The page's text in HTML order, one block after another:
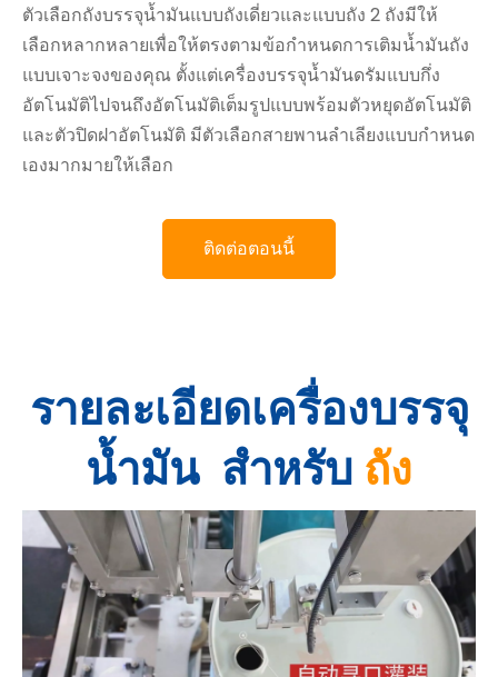
ตัวเลือกถังบรรจุน้ำมันแบบถังเดี่ยวและแบบถัง 2 ถังมีให้
เลือกหลากหลายเพื่อให้ตรงตามข้อกำหนดการเติมน้ำมันถัง
แบบเจาะจงของคุณ ตั้งแต่เครื่องบรรจุน้ำมันดรัมแบบกึ่ง
อัตโนมัติไปจนถึงอัตโนมัติเต็มรูปแบบพร้อมตัวหยุดอัตโนมัติ
และตัวปิดฝาอัตโนมัติ มีตัวเลือกสายพานลำเลียงแบบกำหนด
เองมากมายให้เลือก
ติดต่อตอนนี้
รายละเอียดเครื่องบรรจุ
น้ำมัน สำหรับ ถัง